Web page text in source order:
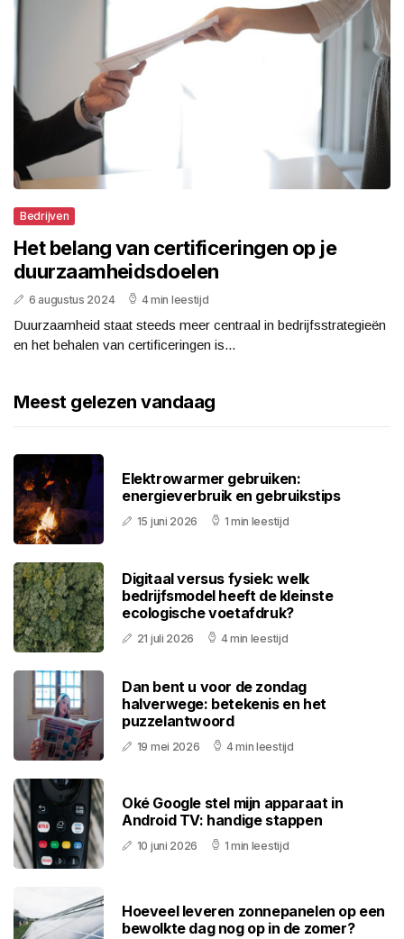
Bedrijven
Het belang van certificeringen op je
duurzaamheidsdoelen
6 augustus 2024 4 min leestijd
Duurzaamheid staat steeds meer centraal in bedrijfsstrategieën
en het behalen van certificeringen is...
Meest gelezen vandaag
Elektrowarmer gebruiken:
energieverbruik en gebruikstips
15 juni 2026 1 min leestijd
Digitaal versus fysiek: welk
bedrijfsmodel heeft de kleinste
ecologische voetafdruk?
21 juli 2026 4 min leestijd
Dan bent u voor de zondag
halverwege: betekenis en het
puzzelantwoord
19 mei 2026 4 min leestijd
Oké Google stel mijn apparaat in
Android TV: handige stappen
10 juni 2026 1 min leestijd
Hoeveel leveren zonnepanelen op een
bewolkte dag nog op in de zomer?